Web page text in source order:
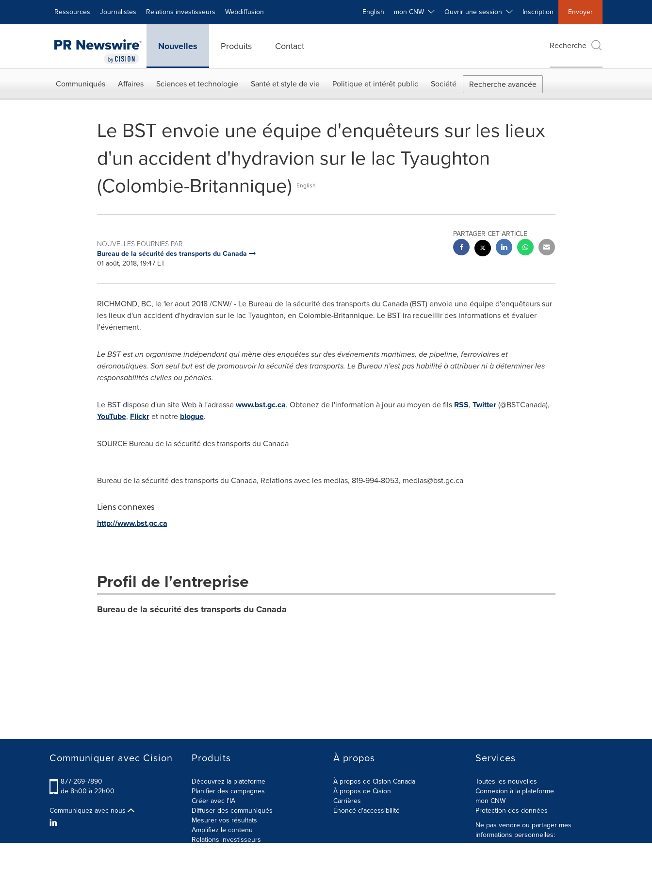
Ressources Journalistes Relations investisseurs Webdiffusion English mon CNW Ouvrir une session Inscription Envoyer
Nouvelles Produits Contact Recherche
Communiqués Affaires Sciences et technologie Santé et style de vie Politique et intérêt public Société Recherche avancée
Le BST envoie une équipe d'enquêteurs sur les lieux
d'un accident d'hydravion sur le lac Tyaughton
(Colombie-Britannique)
English
NOUVELLES FOURNIES PAR
Bureau de la sécurité des transports du Canada
01 août, 2018, 19:47 ET
PARTAGER CET ARTICLE
RICHMOND, BC, le 1er aout 2018 /CNW/ - Le Bureau de la sécurité des transports du Canada(BST) envoie une équipe d'enquêteurs sur
les lieux d'un accident d'hydravion sur le lac Tyaughton, en Colombie-Britannique. Le BST ira recueillir des informations et évaluer
l'événement.
Le BST est un organisme indépendant qui mène des enquêtes sur des événements maritimes, de pipeline, ferroviaires et
aéronautiques. Son seul but est de promouvoir la sécurité des transports. Le Bureau n'est pas habilité à attribuer ni à déterminer les
responsabilités civiles ou pénales.
Le BST dispose d'un site Web à l'adressewww.bst.gc.ca. Obtenez de l'information à jour au moyen de fils RSS, Twitter(@BSTCanada),
YouTube, Flickret notre blogue.
SOURCE Bureau de la sécurité des transports du Canada
Bureau de la sécurité des transports du Canada, Relations avec les medias, 819-994-8053, medias@bst.gc.ca
Liens connexes
http://www.bst.gc.ca
Profil de l'entreprise
Bureau de la sécurité des transports du Canada
Communiquer avec Cision
877-269-7890
de 8h00 à 22h00
Communiquez avec nous
Produits
Découvrez la plateforme
Planifier des campagnes
Créer avec l'IA
Diffuser des communiqués
Mesurer vos résultats
Amplifiez le contenu
Relations investisseurs
À propos
À propos de Cision Canada
À propos de Cision
Carrières
Énoncé d'accessibilité
Services
Toutes les nouvelles
Connexion à la plateforme
mon CNW
Protection des données
Ne pas vendre ou partager mes
informations personnelles: